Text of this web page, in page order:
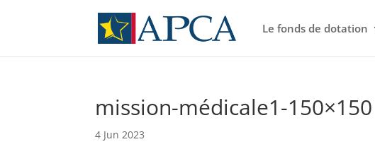
Le fonds de dotation
mission-médicale1-150×150
4 Jun 2023